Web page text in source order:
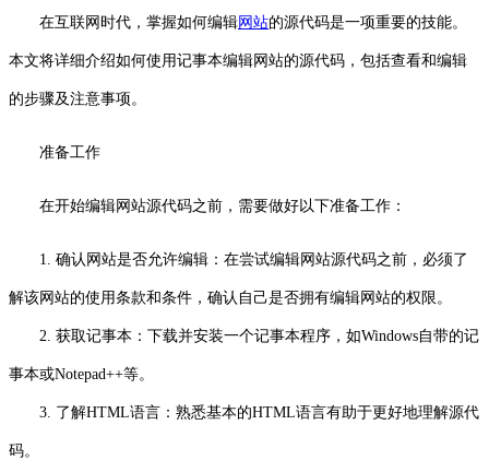
在互联网时代，掌握如何编辑网站的源代码是一项重要的技能。
本文将详细介绍如何使用记事本编辑网站的源代码，包括查看和编辑
的步骤及注意事项。
准备工作
在开始编辑网站源代码之前，需要做好以下准备工作：
1. 确认网站是否允许编辑：在尝试编辑网站源代码之前，必须了
解该网站的使用条款和条件，确认自己是否拥有编辑网站的权限。
2. 获取记事本：下载并安装一个记事本程序，如Windows自带的记
事本或Notepad++等。
3. 了解HTML语言：熟悉基本的HTML语言有助于更好地理解源代
码。